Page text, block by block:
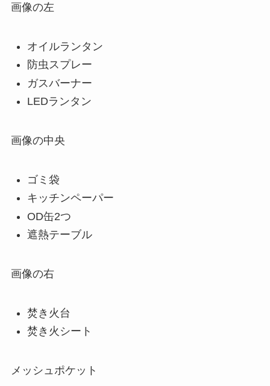
画像の左
オイルランタン
防虫スプレー
ガスバーナー
LEDランタン
画像の中央
ゴミ袋
キッチンペーパー
OD缶2つ
遮熱テーブル
画像の右
焚き火台
焚き火シート
メッシュポケット